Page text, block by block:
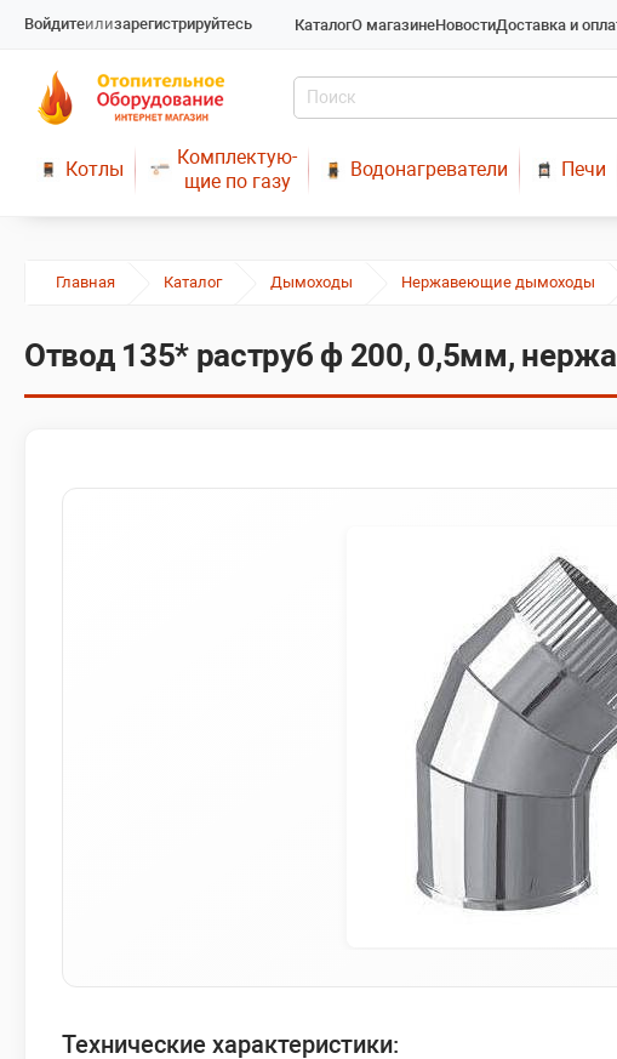
Войдитеилизарегистрируйтесь КаталогО магазинеНовостиДоставка и
Котлы
Комплектую-
щие по газу
Водонагреватели Печи
Главная Каталог Дымоходы Нержавеющие дымоходы
Отвод 135* раструб ф 200, 0,5мм,
Технические характеристики: